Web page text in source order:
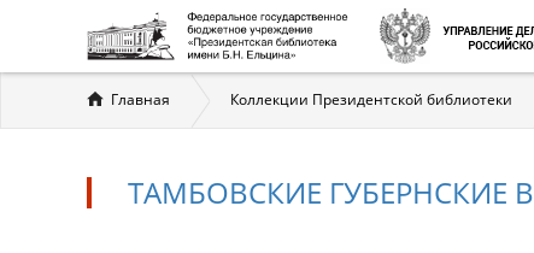
Вы
здесь
Главная Коллекции Президентской библиотеки
ТАМБОВСКИЕ ГУБЕРНСКИЕ